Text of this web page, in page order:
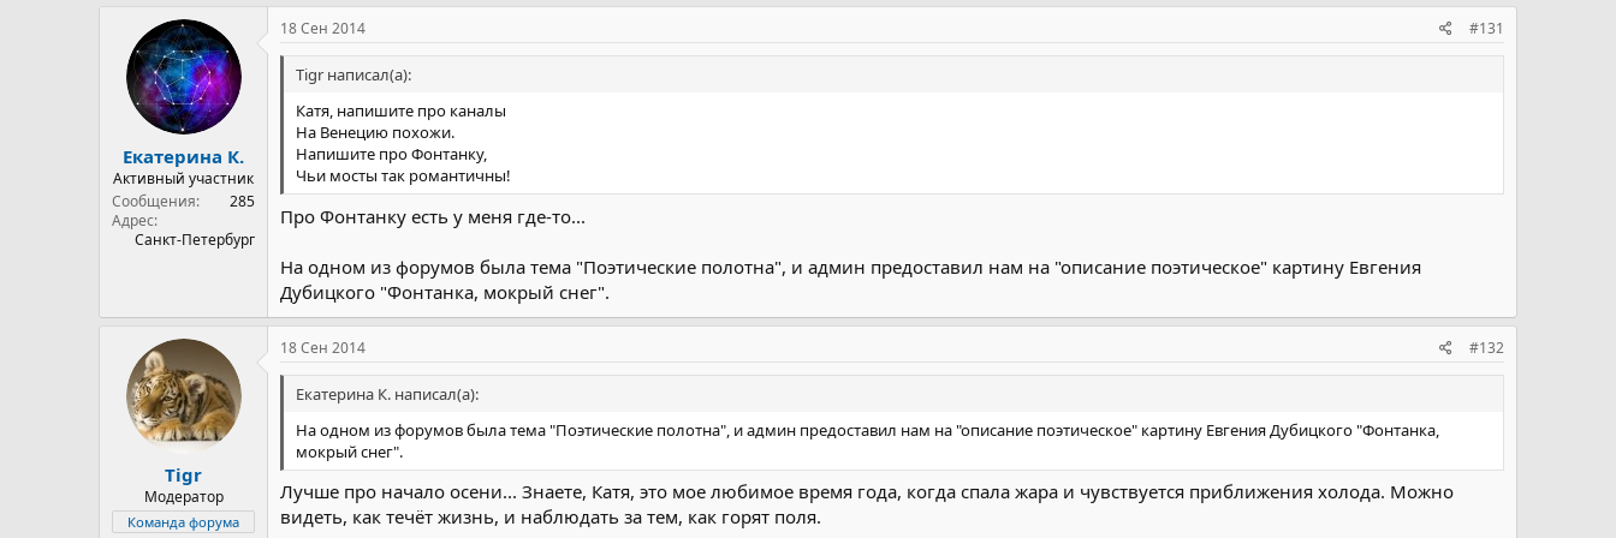
Екатерина К.
Активный участник
Сообщения
285
Адрес
Санкт-Петербург
18 Сен 2014 #131
Tigr написал(а):
Катя, напишите про каналы
На Венецию похожи.
Напишите про Фонтанку,
Чьи мосты так романтичны!
Про Фонтанку есть у меня где-то...
На одном из форумов была тема "Поэтические полотна", и админ предоставил нам на "описание поэтическое" картину Евгения
Дубицкого "Фонтанка, мокрый снег".
Tigr
Модератор
Команда форума
18 Сен 2014 #132
Екатерина К. написал(а):
На одном из форумов была тема "Поэтические полотна", и админ предоставил нам на "описание поэтическое" картину Евгения Дубицкого "Фонтанка,
мокрый снег".
Лучше про начало осени... Знаете, Катя, это мое любимое время года, когда спала жара и чувствуется приближения холода. Можно
видеть, как течёт жизнь, и наблюдать за тем, как горят поля.